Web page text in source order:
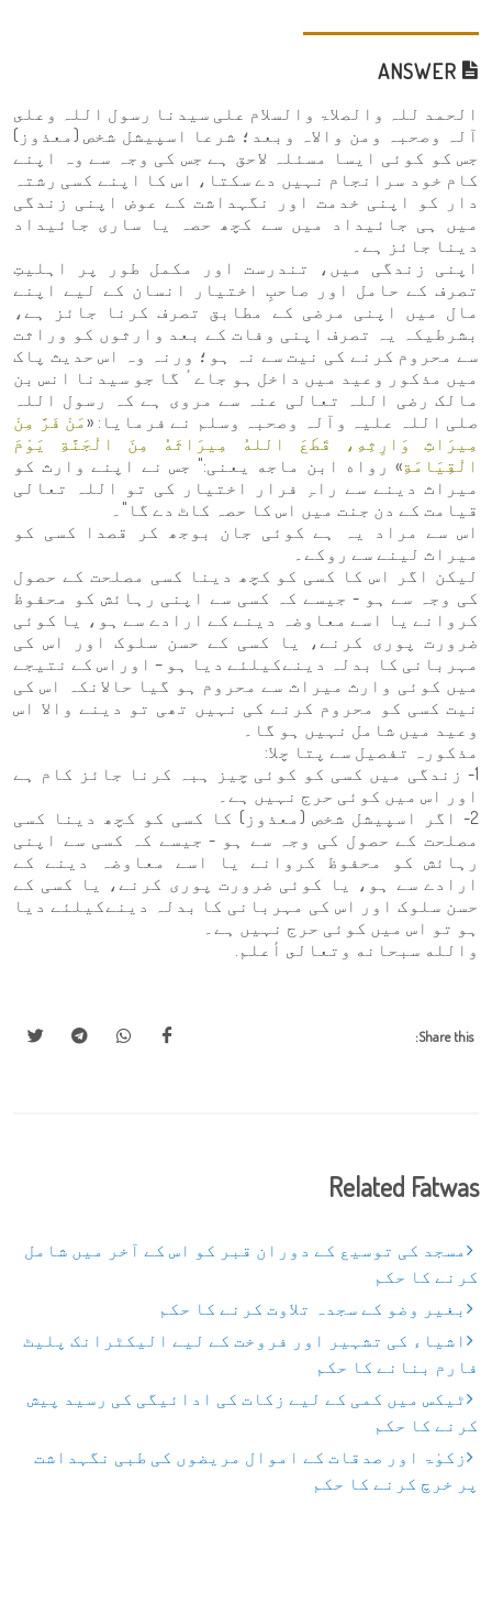
الحمد للہ والصلاۃ والسلام علی سیدنا رسول اللہ وعلى
آلہ وصحبہ ومن والاہ وبعد؛ شرعا اسپیشل شخص (معذوز)
جس کو کوئی ایسا مسئلہ لاحق ہے جس کی وجہ سے وہ اپنے
کام خود سرانجام نہیں دے سکتا، اس کا اپنے کسی رشتہ
دار کو اپنی خدمت اور نگہداشت کے عوض اپنی زندگی
میں ہی جائیداد میں سے کچھ حصہ یا ساری جائیداد
دینا جائز ہے۔
اپنی زندگی میں، تندرست اور مکمل طور پر اہلیتِ
تصرف کے حامل اور صاحبِ اختیار انسان کے لیے اپنے
مال میں اپنی مرضی کے مطابق تصرف کرنا جائز ہے،
بشرطیکہ یہ تصرف اپنی وفات کے بعد وارثوں کو وراثت
سے محروم کرنے کی نیت سے نہ ہو؛ ورنہ وہ اس حدیث پاک
میں مذکور وعید میں داخل ہو جاےٴ گا جو سیدنا انس بن
مالک رضی اللہ تعالی عنہ سے مروی ہے کہ رسول اللہ
صلی اللہ علیہ وآلہ وصحبہ وسلم نے فرمایا: «مَنْ فَرَّ مِنْ
مِيرَاثِ وَارِثِهِ، قَطَعَ اللهُ مِيرَاثَهُ مِنَ الْجَنَّةِ يَوْمَ
الْقِيَامَةِ» رواه ابن ماجه یعنی:" جس نے اپنے وارث کو
میراث دینے سے راہِ فرار اختیار کی تو اللہ تعالی
قیامت کے دن جنت میں اس کا حصہ کاٹ دے گا"۔
اس سے مراد یہ ہے کوئی جان بوجھ کر قصدا کسی کو
میراث لینے سے روکے۔
لیکن اگر اس کا کسی کو کچھ دینا کسی مصلحت کے حصول
کی وجہ سے ہو - جیسے کہ کسی سے اپنی رہائش کو محفوظ
کروانے یا اسے معاوضہ دینے کے ارادے سے ہو، یا کوئی
ضرورت پوری کرنے، یا کسی کے حسن سلوک اور اس کی
مہربانی کا بدلہ دینےکیلئے دیا ہو – اوراس کے نتیجے
میں کوئی وارث میراث سے محروم ہو گیا حالانکہ اس کی
نیت کسی کو محروم کرنے کی نہیں تھی تو دینے والا اس
وعید میں شامل نہیں ہو گا۔
مذکورہ تفصیل سے پتا چلا:
1- زندگی میں کسی کو کوئی چیز ہبہ کرنا جائز کام ہے
اور اس میں کوئی حرج نہیں ہے۔
2- اگر اسپیشل شخص (معذوز) کا کسی کو کچھ دینا کسی
مصلحت کے حصول کی وجہ سے ہو - جیسے کہ کسی سے اپنی
رہائش کو محفوظ کروانے یا اسے معاوضہ دینے کے
ارادے سے ہو، یا کوئی ضرورت پوری کرنے، یا کسی کے
حسن سلوک اور اس کی مہربانی کا بدلہ دینےکیلئے دیا
ہو تو اس میں کوئی حرج نہیں ہے۔
والله سبحانه وتعالى أعلم.
Share this:
Related Fatwas
مسجد کی توسیع کے دوران قبر کو اس کے آخر میں شامل
کرنے کا حکم
بغیر وضو کے سجدہ تلاوت کرنے کا حکم
اشیاء کی تشہیر اور فروخت کے لیے الیکٹرانک پلیٹ
فارم بنانے کا حکم
ٹیکس میں کمی کے لیے زکات کی ادائیگی کی رسید پیش
کرنے کا حکم
زکوٰۃ اور صدقات کے اموال مریضوں کی طبی نگہداشت
پر خرچ کرنے کا حکم